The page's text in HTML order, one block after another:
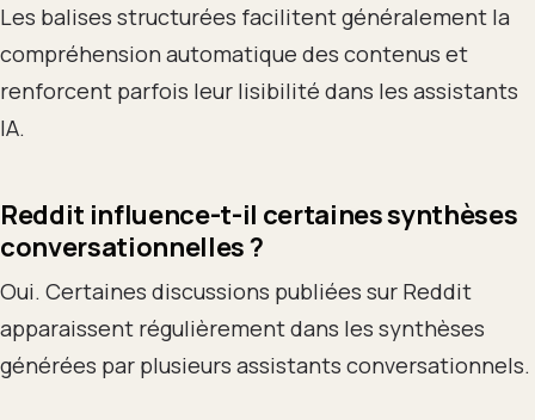
Les balises structurées facilitent généralement la
compréhension automatique des contenus et
renforcent parfois leur lisibilité dans les assistants
IA.
Reddit influence-t-il certaines synthèses
conversationnelles ?
Oui. Certaines discussions publiées sur Reddit
apparaissent régulièrement dans les synthèses
générées par plusieurs assistants conversationnels.